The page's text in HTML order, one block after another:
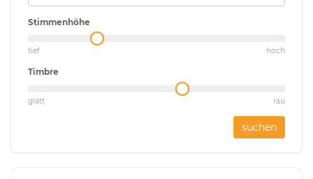
Stimmenhöhe
tief hoch
Timbre
glatt rau
suchen